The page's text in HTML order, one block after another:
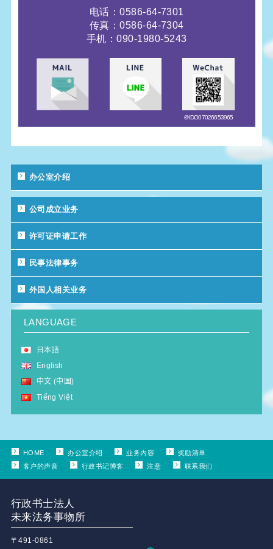
电话：0586-64-7301
传真：0586-64-7304
手机：090-1980-5243
＠IDO07026653965
办公室介绍
公司成立业务
许可证申请工作
民事法律事务
外国人相关业务
LANGUAGE
日本語
English
中文 (中国)
Tiếng Việt
HOME 办公室介绍 业务内容
奖励清单
客户的声音
行政书记博客 注意 联系我们
行政书士法人
未来法务事物所
〒491-0861